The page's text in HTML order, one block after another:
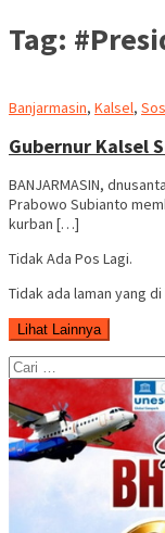
Tag:
Banjarmasin, Kalsel,
Gubernur Kalsel
BANJARMASIN,
Prabowo Subianto
kurban […]
Tidak Ada Pos Lagi.
Tidak ada laman yang di
Lihat Lainnya
Cari
untuk: